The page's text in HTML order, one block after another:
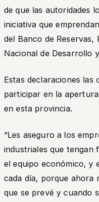
de que las autoridades
iniciativa que
del Banco de
Nacional de Desarrollo
Estas declaraciones
participar en la
en esta provincia.
“Les aseguro a los
industriales que tengan
el equipo económico, y
cada día, porque ahora
que se prevé y cuando